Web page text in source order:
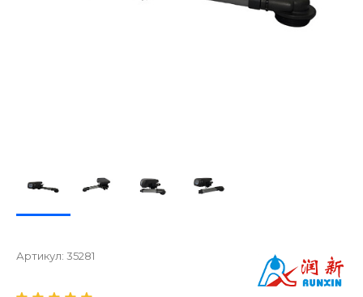
Артикул: 35281